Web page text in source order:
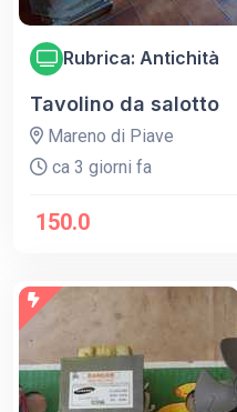
Rubrica: Antichità
Tavolino da salotto
Mareno di Piave
ca 3 giorni fa
150.0